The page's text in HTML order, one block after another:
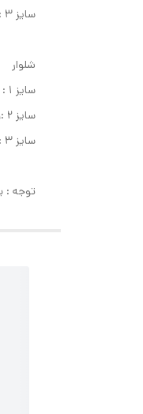
سایز ۳ : پهنا ۲۵قد لباس۳۳
شلوار
سایز ۱ : ۳۶
سایز ۲ :۳۹
سایز ۳ :۴۳
توجه :